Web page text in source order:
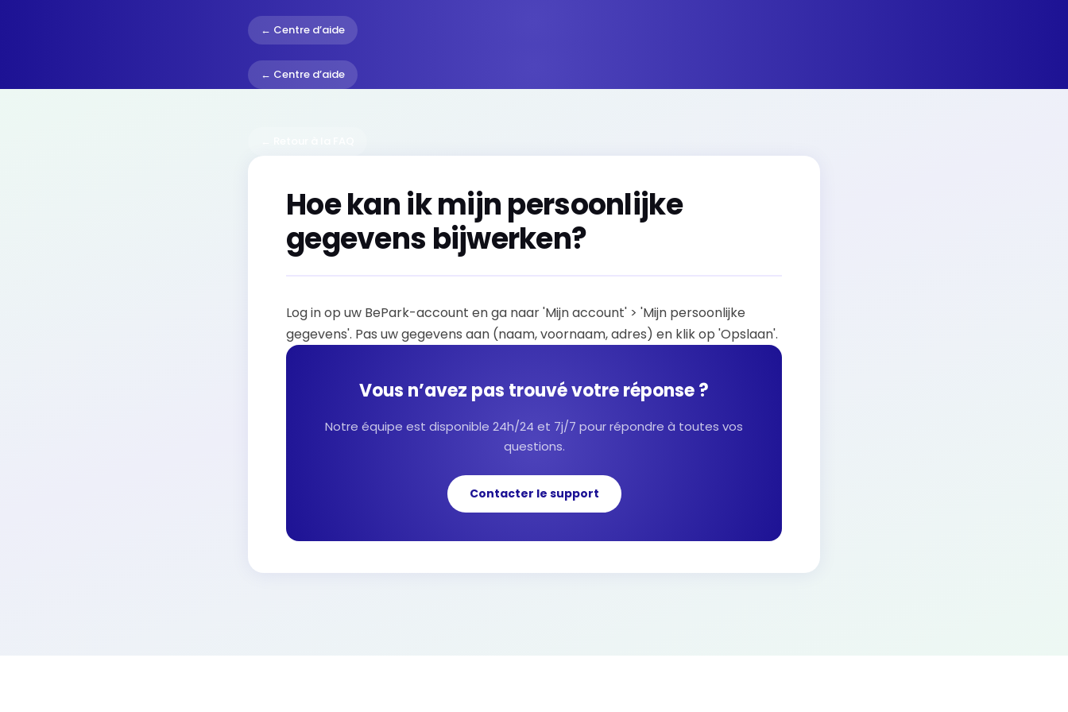
← Centre d’aide
← Centre d’aide
Hoe kan ik mijn persoonlijke
gegevens bijwerken?
Log in op uw BePark-account en ga naar 'Mijn account' > 'Mijn persoonlijke
gegevens'. Pas uw gegevens aan (naam, voornaam, adres) en klik op 'Opslaan'.
Vous n’avez pas trouvé votre réponse ?
Notre équipe est disponible 24h/24 et 7j/7 pour répondre à toutes vos
questions.
Contacter le support